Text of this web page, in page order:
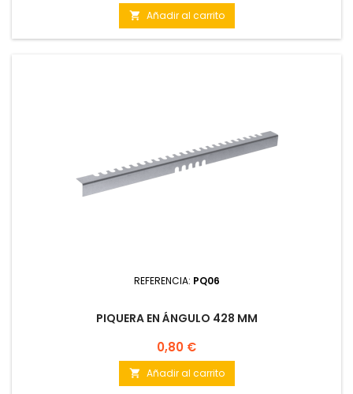
 Añadir al carrito
REFERENCIA: PQ06
PIQUERA EN ÁNGULO 428 MM
Precio
0,80 €
 Añadir al carrito